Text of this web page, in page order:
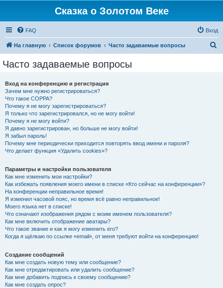
Сказка о Золотом Веке
FAQ Вход
На главную Список форумов Часто задаваемые вопросы
Часто задаваемые вопросы
Вход на конференцию и регистрация
Зачем мне нужно регистрироваться?
Что такое COPPA?
Почему я не могу зарегистрироваться?
Я только что зарегистрировался, но не могу войти!
Почему я не могу войти?
Я давно зарегистрирован, но больше не могу войти!
Я забыл пароль!
Почему мне периодически приходится повторять ввод имени и пароля?
Что делает функция «Удалить cookies»?
Параметры и настройки пользователя
Как мне изменить мои настройки?
Как избежать появления моего имени в списке «Кто сейчас на конференции»?
На конференции неправильное время!
Я изменил часовой пояс, но время всё равно неправильное!
Моего языка нет в списке!
Что означают изображения рядом с моим именем пользователя?
Как мне включить отображение аватары?
Что такое звание и как я могу изменить его?
Когда я щёлкаю по ссылке «email», от меня требуют войти на конференцию!
Создание сообщений
Как мне создать новую тему или сообщение?
Как мне отредактировать или удалить сообщение?
Как мне добавить подпись к своему сообщению?
Как мне создать опрос?